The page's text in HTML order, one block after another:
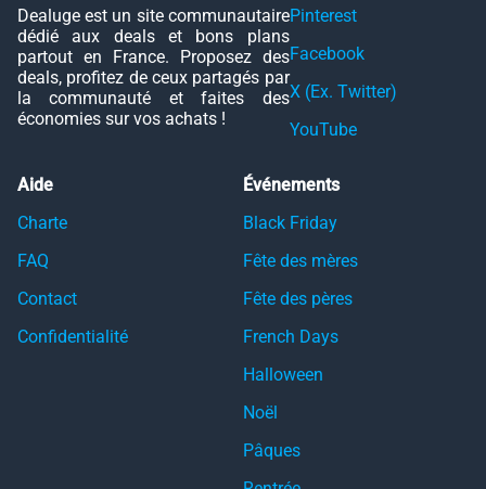
Dealuge est un site communautaire
dédié aux deals et bons plans
partout en France. Proposez des
deals, profitez de ceux partagés par
la communauté et faites des
économies sur vos achats !
Pinterest
Facebook
X (Ex. Twitter)
YouTube
Aide
Charte
FAQ
Contact
Confidentialité
Événements
Black Friday
Fête des mères
Fête des pères
French Days
Halloween
Noël
Pâques